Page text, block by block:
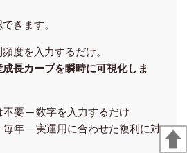
きます。
度を入力するだけ。
長カーブを瞬時に可視化しま
要 ─ 数字を入力するだけ
毎年 ─ 実運用に合わせた複利に対